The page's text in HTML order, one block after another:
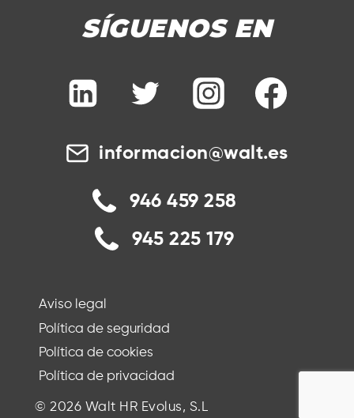
SÍGUENOS EN
informacion@walt.es
946 459 258
945 225 179
Aviso legal
Política de seguridad
Política de cookies
Política de privacidad
© 2026 Walt HR Evolus, S.L